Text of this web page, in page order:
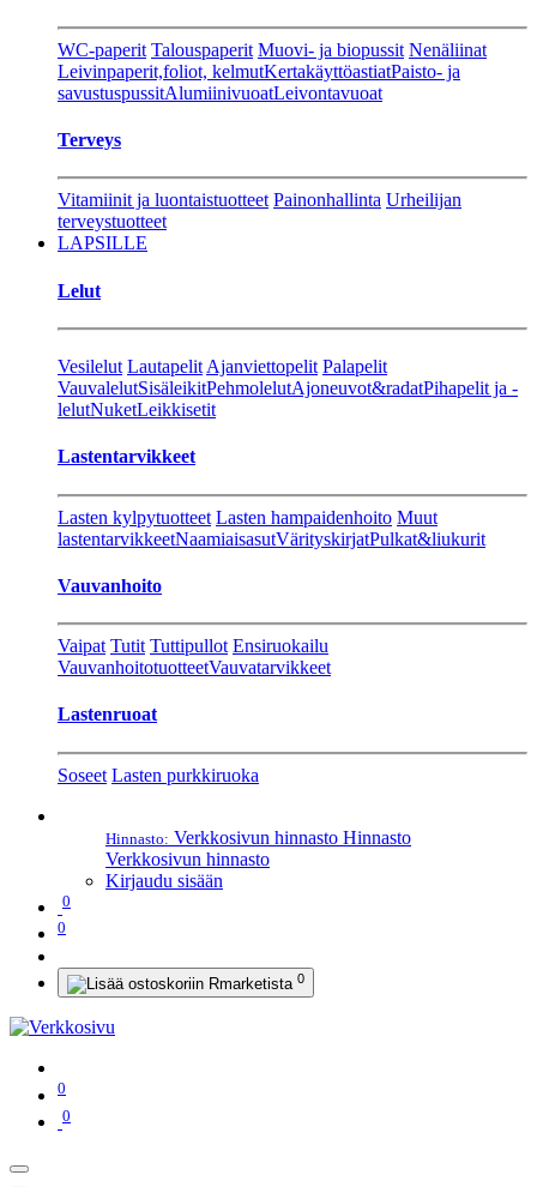
WC-paperit Talouspaperit Muovi- ja biopussit Nenäliinat
Leivinpaperit,foliot, kelmutKertakäyttöastiatPaisto- ja
savustuspussitAlumiinivuoatLeivontavuoat
Terveys
Vitamiinit ja luontaistuotteet Painonhallinta Urheilijan
terveystuotteet
LAPSILLE
Lelut
Vesilelut Lautapelit Ajanviettopelit Palapelit
VauvalelutSisäleikitPehmolelutAjoneuvot&radatPihapelit ja -
lelutNuketLeikkisetit
Lastentarvikkeet
Lasten kylpytuotteet Lasten hampaidenhoito Muut
lastentarvikkeetNaamiaisasutVärityskirjatPulkat&liukurit
Vauvanhoito
Vaipat Tutit Tuttipullot Ensiruokailu
VauvanhoitotuotteetVauvatarvikkeet
Lastenruoat
Soseet Lasten purkkiruoka
Hinnasto: Verkkosivun hinnasto Hinnasto
Verkkosivun hinnasto
Kirjaudu sisään
0
0
0
0
0